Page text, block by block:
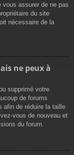
assurer de ne pas
du site
nécessaire de la
ne peux à
supprimé votre
de forums
afin de réduire la taille
vous de nouveau et
du forum.